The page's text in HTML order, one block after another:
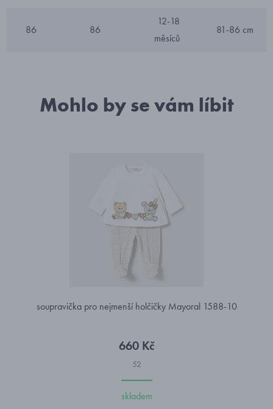
86 86
12-18
měsíců
81-86 cm
Mohlo by se vám líbit
soupravička pro nejmenší holčičky Mayoral 1588-10
660 Kč
52
skladem